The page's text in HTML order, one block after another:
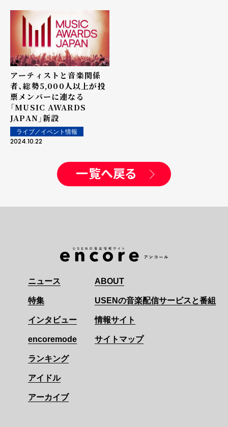
アーティストと音楽関係
者、総勢5,000人以上が投
票メンバーに連なる
「MUSIC AWARDS
JAPAN」新設
ライブ／イベント情報
2024.10.22
一覧へ戻る
ニュース
特集
インタビュー
encoremode
ランキング
アイドル
アーカイブ
ABOUT
USENの音楽配信サービスと番組
情報サイト
サイトマップ